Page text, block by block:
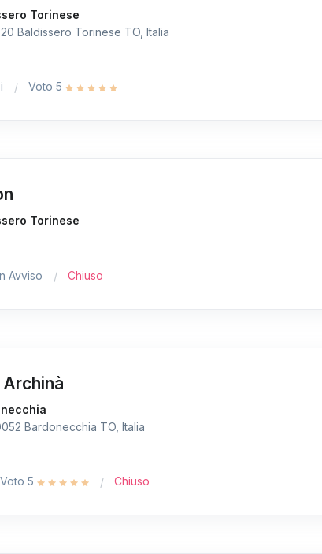
Torinese
Baldissero Torinese TO, Italia
Voto 5
Torinese
Avviso Chiuso
Bardonecchia TO, Italia
Voto 5 Chiuso